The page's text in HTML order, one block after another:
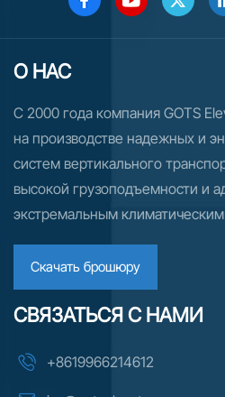
О НАС
С 2000 года компания GOTS
на производстве надежных и
систем вертикального
высокой грузоподъемности и
экстремальным
и эскалаторов более чем в 70
и СНГ мы предлагаем
поддержку, гибкие варианты
реализацию проектов — от
монтажа.
Скачать брошюру
СВЯЗАТЬСЯ С НАМИ
+8619966214612